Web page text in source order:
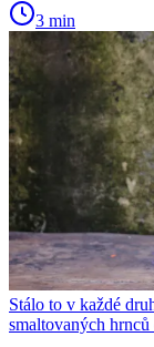
3 min
Stálo to v každé
smaltovaných